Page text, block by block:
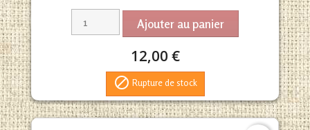
Ajouter au panier
12,00 €
 Rupture de stock